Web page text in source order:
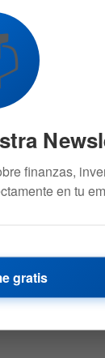
finanzas,
en tu
gratis